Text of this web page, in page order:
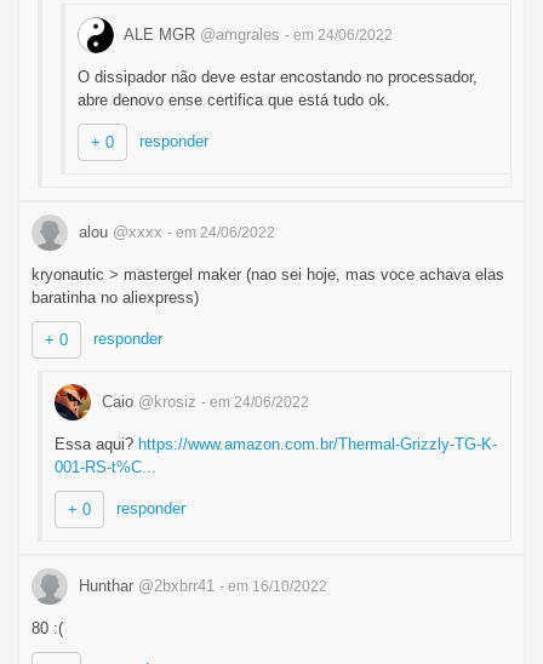
ALE MGR @amgrales - em 24/06/2022
O dissipador não deve estar encostando no processador,
abre denovo ense certifica que está tudo ok.
+ 0 responder
alou @xxxx - em 24/06/2022
kryonautic > mastergel maker (nao sei hoje, mas voce achava elas
baratinha no aliexpress)
+ 0 responder
Caio @krosiz - em 24/06/2022
Essa aqui? https://www.amazon.com.br/Thermal-Grizzly-TG-K-
001-RS-t%C...
+ 0 responder
Hunthar @2bxbrr41 - em 16/10/2022
80 :(